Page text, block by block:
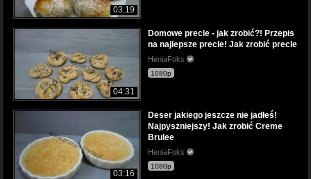
03:19
04:31
Domowe precle - jak zrobić?! Przepis
na najlepsze precle! Jak zrobić precle
HeniaFoks
1080p
03:16
Deser jakiego jeszcze nie jadłeś!
Najpyszniejszy! Jak zrobić Creme
Brulee
HeniaFoks
1080p